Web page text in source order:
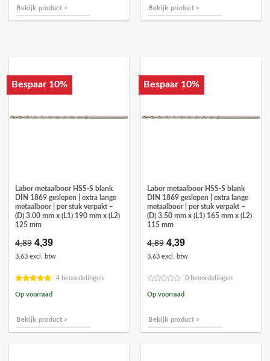
Bekijk product > Bekijk product >
Bespaar 10%
Labor metaalboor HSS-S blank
DIN 1869 geslepen | extra lange
metaalboor | per stuk verpakt –
(D) 3.00 mm x (L1) 190 mm x (L2)
125 mm
4,89 Oorspronkelijke
prijs
was:
4,39Huidige
is:
3,63 excl. btw
4 beoordelingen
Op voorraad
Bekijk product >
Bespaar 10%
Labor metaalboor HSS-S blank
DIN 1869 geslepen | extra lange
metaalboor | per stuk verpakt –
(D) 3.50 mm x (L1) 165 mm x (L2)
115 mm
4,89 Oorspronkelijke
prijs
was:
4,39Huidige
is:
3,63 excl. btw
0 beoordelingen
Op voorraad
Bekijk product >